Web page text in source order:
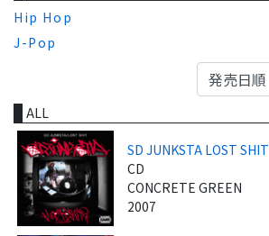
Hip Hop
J-Pop
ALL
SD JUNKSTA LOST SHIT
CD
CONCRETE GREEN
2007